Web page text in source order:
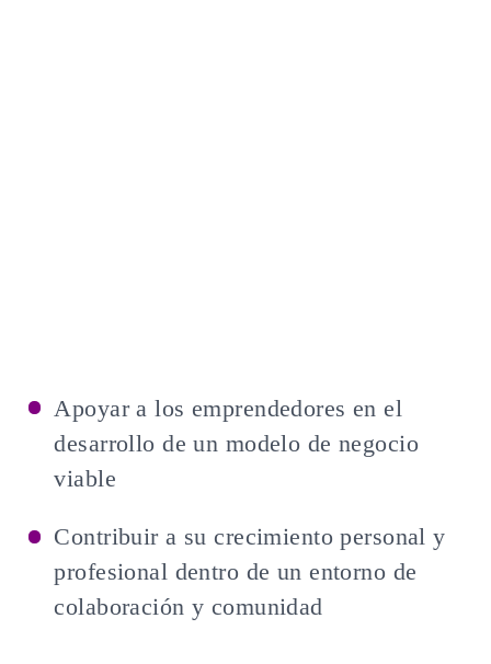
Apoyar a los emprendedores en el
desarrollo de un modelo de negocio
viable
Contribuir a su crecimiento personal y
profesional dentro de un entorno de
colaboración y comunidad